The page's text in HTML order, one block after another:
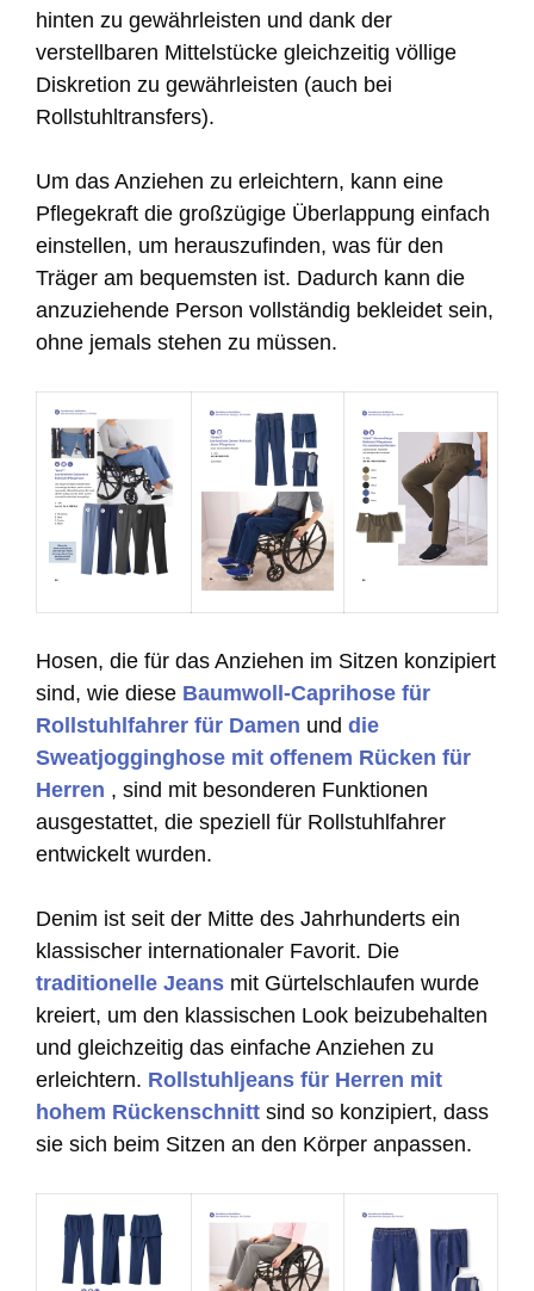
hinten zu gewährleisten und dank der
verstellbaren Mittelstücke gleichzeitig völlige
Diskretion zu gewährleisten (auch bei
Rollstuhltransfers).
Um das Anziehen zu erleichtern, kann eine
Pflegekraft die großzügige Überlappung einfach
einstellen, um herauszufinden, was für den
Träger am bequemsten ist. Dadurch kann die
anzuziehende Person vollständig bekleidet sein,
ohne jemals stehen zu müssen.
Hosen, die für das Anziehen im Sitzen konzipiert
sind, wie diese Baumwoll-Caprihose für
Rollstuhlfahrer für Damen und die
Sweatjogginghose mit offenem Rücken für
Herren , sind mit besonderen Funktionen
ausgestattet, die speziell für Rollstuhlfahrer
entwickelt wurden.
Denim ist seit der Mitte des Jahrhunderts ein
klassischer internationaler Favorit. Die
traditionelle Jeans mit Gürtelschlaufen wurde
kreiert, um den klassischen Look beizubehalten
und gleichzeitig das einfache Anziehen zu
erleichtern. Rollstuhljeans für Herren mit
hohem Rückenschnitt sind so konzipiert, dass
sie sich beim Sitzen an den Körper anpassen.